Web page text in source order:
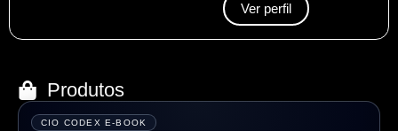
Ver perfil
Produtos
CIO CODEX E-BOOK